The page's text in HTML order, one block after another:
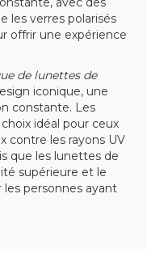
les verres polarisés
offrir une expérience
de lunettes de
iconique, une
constante. Les
idéal pour ceux
contre les rayons UV
que les lunettes de
supérieure et le
personnes ayant